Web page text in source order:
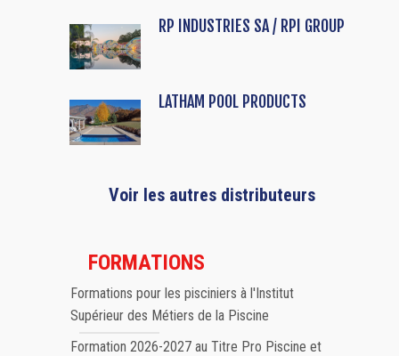
RP INDUSTRIES SA / RPI GROUP
LATHAM POOL PRODUCTS
Voir les autres distributeurs
FORMATIONS
Formations pour les pisciniers à l'Institut
Supérieur des Métiers de la Piscine
Formation 2026-2027 au Titre Pro Piscine et